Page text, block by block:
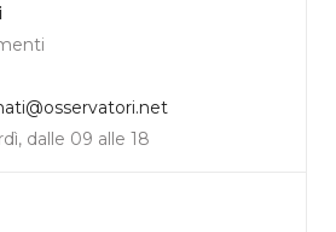
dalle 09 alle 18